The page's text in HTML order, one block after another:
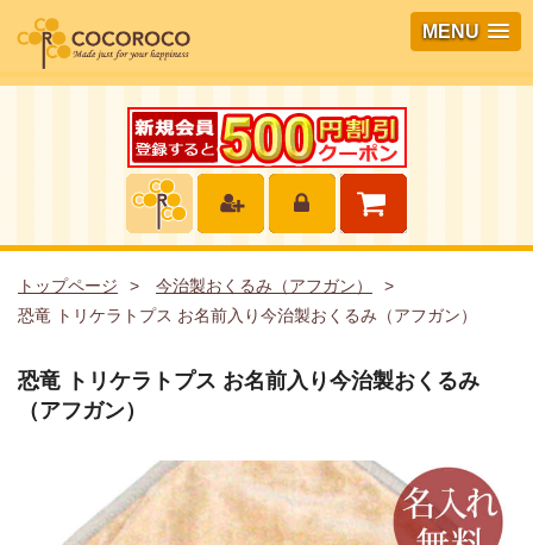
MENU
トップページ
今治製おくるみ（アフガン）
恐竜 トリケラトプス お名前入り今治製おくるみ（アフガン）
恐竜 トリケラトプス お名前入り今治製おくるみ
（アフガン）